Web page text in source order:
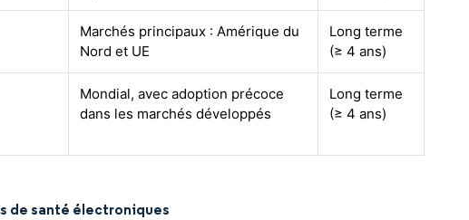
Marchés principaux : Amérique du
Nord et UE
Long terme
(≥ 4 ans)
Mondial, avec adoption précoce
dans les marchés développés
Long terme
(≥ 4 ans)
de santé électroniques